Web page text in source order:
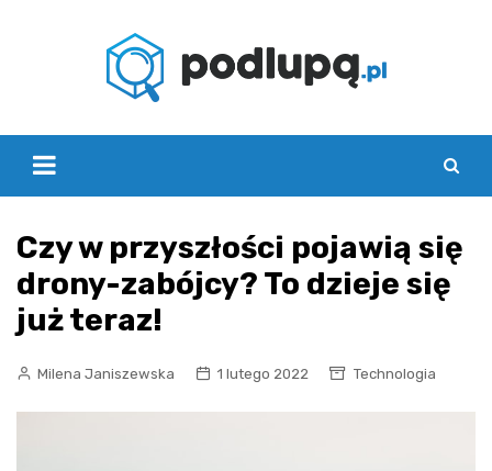
Czy w przyszłości pojawią się
drony-zabójcy? To dzieje się
już teraz!
Milena Janiszewska 1 lutego 2022 Technologia